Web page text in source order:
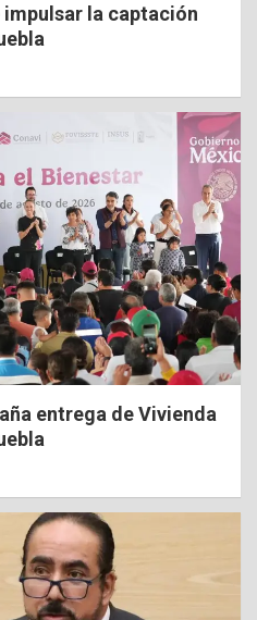
impulsar la captación
entrega de Vivienda